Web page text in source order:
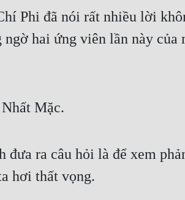
Phi đã nói rất nhiều lời
hai ứng viên lần này
Mặc.
ra câu hỏi là để xem
hơi thất vọng.